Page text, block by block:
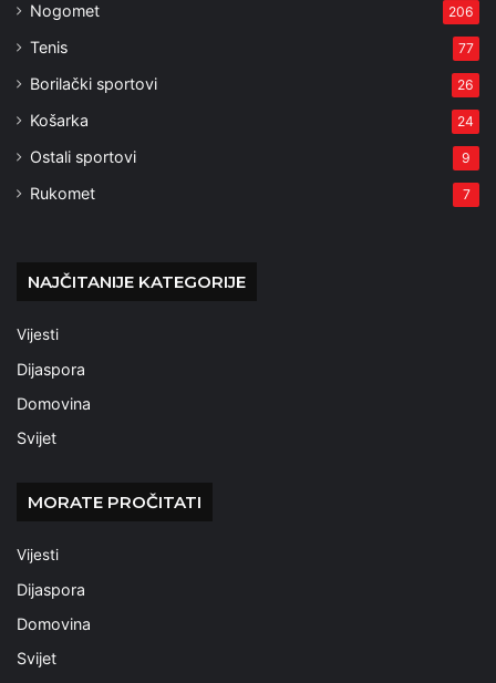
Nogomet 206
Tenis 77
Borilački sportovi 26
Košarka 24
Ostali sportovi 9
Rukomet 7
NAJČITANIJE KATEGORIJE
Vijesti
Dijaspora
Domovina
Svijet
MORATE PROČITATI
Vijesti
Dijaspora
Domovina
Svijet